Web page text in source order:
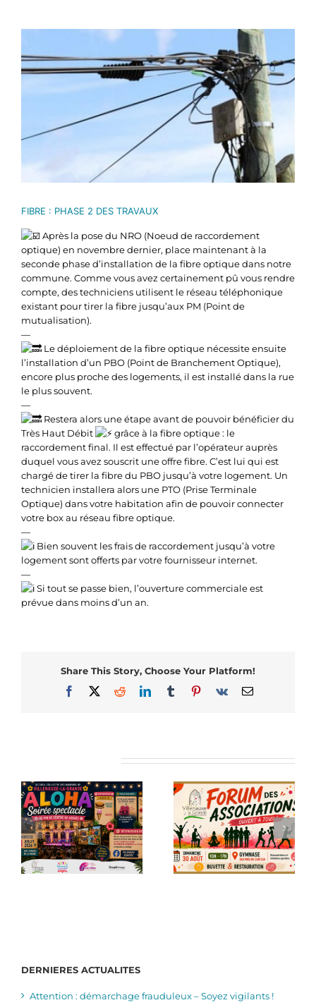
agrandie
FIBRE : PHASE 2 DES TRAVAUX
Après la pose du NRO (Noeud de raccordement
optique) en novembre dernier, place maintenant à la
seconde phase d’installation de la fibre optique dans notre
commune. Comme vous avez certainement pû vous rendre
compte, des techniciens utilisent le réseau téléphonique
existant pour tirer la fibre jusqu’aux PM (Point de
mutualisation).
—
Le déploiement de la fibre optique nécessite ensuite
l’installation d’un PBO (Point de Branchement Optique),
encore plus proche des logements, il est installé dans la rue
le plus souvent.
—
Restera alors une étape avant de pouvoir bénéficier du
Très Haut Débit
grâce à la fibre optique : le
raccordement final. Il est effectué par l’opérateur auprès
duquel vous avez souscrit une offre fibre. C’est lui qui est
chargé de tirer la fibre du PBO jusqu’à votre logement. Un
technicien installera alors une PTO (Prise Terminale
Optique) dans votre habitation afin de pouvoir connecter
votre box au réseau fibre optique.
—
Bien souvent les frais de raccordement jusqu’à votre
logement sont offerts par votre fournisseur internet.
—
Si tout se passe bien, l’ouverture commerciale est
prévue dans moins d’un an.
Share This Story, Choose Your Platform!
Facebook
X RedditLinkedInTumblrPinterest
Vk Email
DERNIERES ACTUALITES
Attention : démarchage frauduleux – Soyez vigilants !